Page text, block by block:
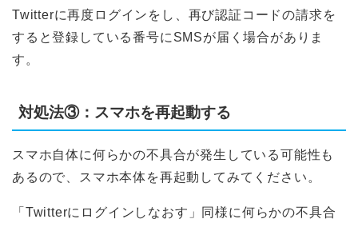
Twitterに再度ログインをし、再び認証コードの請求を
すると登録している番号にSMSが届く場合がありま
す。
対処法③：スマホを再起動する
スマホ自体に何らかの不具合が発生している可能性も
あるので、スマホ本体を再起動してみてください。
「Twitterにログインしなおす」同様に何らかの不具合